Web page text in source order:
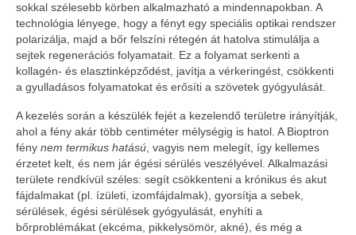
sokkal szélesebb körben alkalmazható a mindennapokban. A
technológia lényege, hogy a fényt egy speciális optikai rendszer
polarizálja, majd a bőr felszíni rétegén át hatolva stimulálja a
sejtek regenerációs folyamatait. Ez a folyamat serkenti a
kollagén- és elasztinképződést, javítja a vérkeringést, csökkenti
a gyulladásos folyamatokat és erősíti a szövetek gyógyulását.
A kezelés során a készülék fejét a kezelendő területre irányítják,
ahol a fény akár több centiméter mélységig is hatol. A Bioptron
fény nem termikus hatású , vagyis nem melegít, így kellemes
érzetet kelt, és nem jár égési sérülés veszélyével. Alkalmazási
területe rendkívül széles: segít csökkenteni a krónikus és akut
fájdalmakat (pl. ízületi, izomfájdalmak), gyorsítja a sebek,
sérülések, égési sérülések gyógyulását, enyhíti a
bőrproblémákat (ekcéma, pikkelysömör, akné), és még a